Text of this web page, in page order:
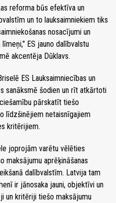
reforma būs efektīva un
un to lauksaimniekiem tiks
nosacījumi un
ES jauno dalībvalstu
akcentēja Dūklavs.
ES Lauksaimniecības un
sanāksmē šodien un rīt atkārtoti
pārskatīt tiešo
līdzšinējiem netaisnīgajiem
kritērijiem.
joprojām varētu vēlēties
maksājumu aprēķināšanas
dalībvalstīm. Latvija tam
ir jānosaka jauni, objektīvi un
un kritēriji tiešo maksājumu